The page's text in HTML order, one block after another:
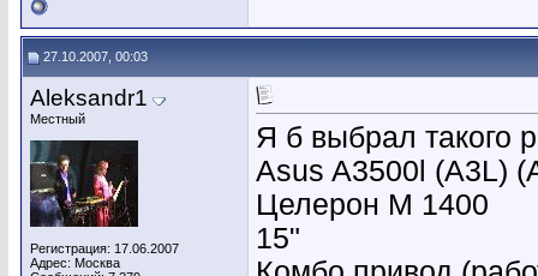
27.10.2007, 00:03
Aleksandr1
Местный
Регистрация: 17.06.2007
Адрес: Москва
Я б выбрал такого
Asus A3500l (A3L)
Целерон М 1400
15"